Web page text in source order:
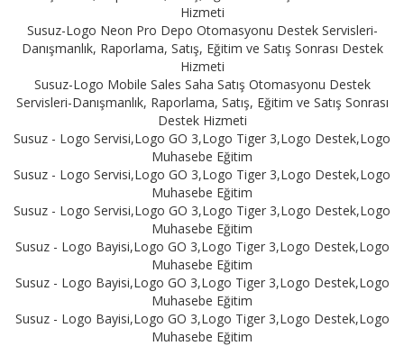
Hizmeti
Susuz-Logo Neon Pro Depo Otomasyonu Destek Servisleri-
Danışmanlık, Raporlama, Satış, Eğitim ve Satış Sonrası Destek
Hizmeti
Susuz-Logo Mobile Sales Saha Satış Otomasyonu Destek
Servisleri-Danışmanlık, Raporlama, Satış, Eğitim ve Satış Sonrası
Destek Hizmeti
Susuz - Logo Servisi,Logo GO 3,Logo Tiger 3,Logo Destek,Logo
Muhasebe Eğitim
Susuz - Logo Servisi,Logo GO 3,Logo Tiger 3,Logo Destek,Logo
Muhasebe Eğitim
Susuz - Logo Servisi,Logo GO 3,Logo Tiger 3,Logo Destek,Logo
Muhasebe Eğitim
Susuz - Logo Bayisi,Logo GO 3,Logo Tiger 3,Logo Destek,Logo
Muhasebe Eğitim
Susuz - Logo Bayisi,Logo GO 3,Logo Tiger 3,Logo Destek,Logo
Muhasebe Eğitim
Susuz - Logo Bayisi,Logo GO 3,Logo Tiger 3,Logo Destek,Logo
Muhasebe Eğitim